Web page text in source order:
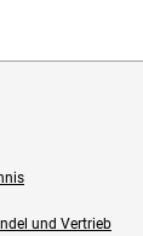
und Vertrieb